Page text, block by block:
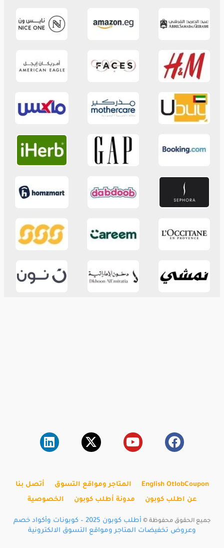
English OtlobCoupon المتاجر ومواقع التسوق
أتصل بنا
عن اطلب كوبون
مدونة أطلب كوبون الخصوصية
جميع الحقوق محفوظة ©
أطلب كوبون 2025 – كوبونات وأكواد خصم
وعروض تخفيضات المتاجر ومواقع التسوق الالكترونية